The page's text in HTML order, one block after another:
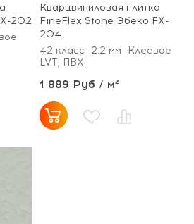
202
Кварцвиниловая плитка
FineFlex Stone Эбеко FX-
204
42 класс
2.2 мм
Клеевое
LVT, ПВХ
1 889 Руб / м²